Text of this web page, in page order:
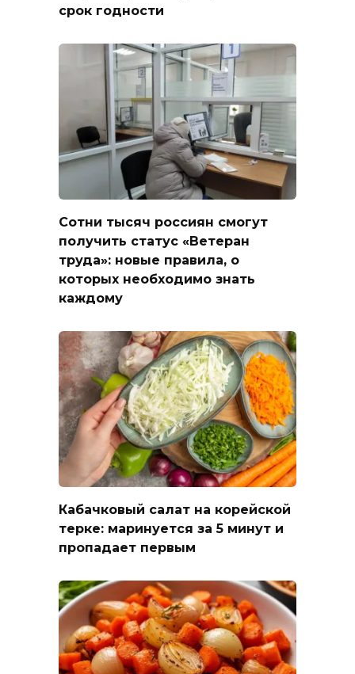
срок годности
Сотни тысяч россиян смогут
получить статус «Ветеран
труда»: новые правила, о
которых необходимо знать
каждому
Кабачковый салат на корейской
терке: маринуется за 5 минут и
пропадает первым